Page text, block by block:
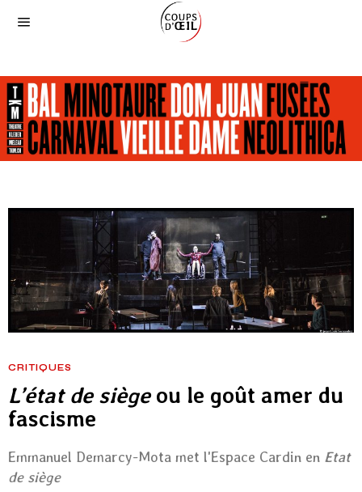
CRITIQUES
L’état de siègeou le goût amer du
fascisme
Emmanuel Demarcy-Mota met l'Espace Cardin en Etat
de siège